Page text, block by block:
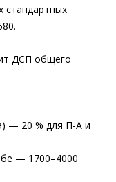
стандартных
ДСП общего
— 20 % для П-А и
— 1700–4000